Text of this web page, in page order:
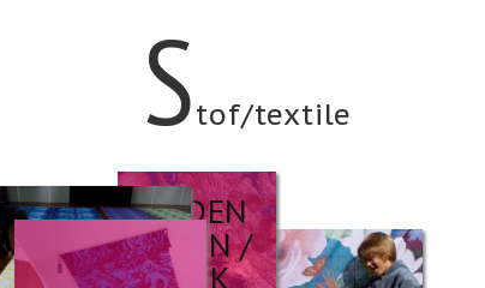
stof/textile
ZIJDEN
ZWIJN /
SILK